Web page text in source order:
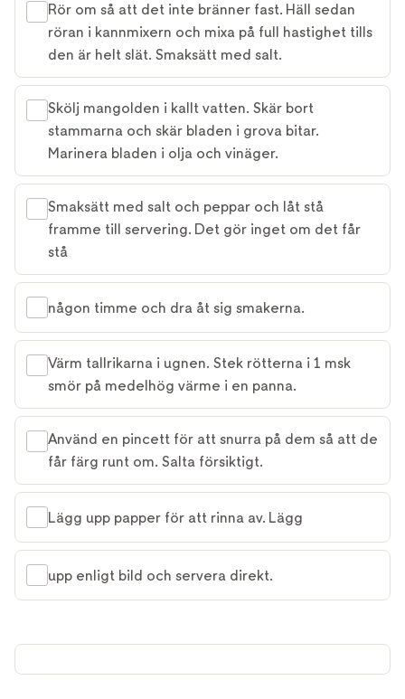
Rör om så att det inte bränner fast. Häll sedan
röran i kannmixern och mixa på full hastighet tills
den är helt slät. Smaksätt med salt.
Skölj mangolden i kallt vatten. Skär bort
stammarna och skär bladen i grova bitar.
Marinera bladen i olja och vinäger.
Smaksätt med salt och peppar och låt stå
framme till servering. Det gör inget om det får
stå
någon timme och dra åt sig smakerna.
Värm tallrikarna i ugnen. Stek rötterna i 1 msk
smör på medelhög värme i en panna.
Använd en pincett för att snurra på dem så att de
får färg runt om. Salta försiktigt.
Lägg upp papper för att rinna av. Lägg
upp enligt bild och servera direkt.